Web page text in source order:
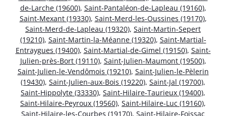
de-Larche (19600), Saint-Pantaléon-de-Lapleau (19160),
Saint-Mexant (19330), Saint-Merd-les-Oussines (19170),
Saint-Merd-de-Lapleau (19320), Saint-Martin-Sepert
(19210), Saint-Martin-la-Méanne (19320), Saint-Martial-
Entraygues (19400), Saint-Martial-de-Gimel (19150), Saint-
Julien-près-Bort (19110), Saint-Julien-Maumont (19500),
Saint-Julien-le-Vendômois (19210), Saint-Julien-le-Pèlerin
(19430), Saint-Julien-aux-Bois (19220), Saint-Jal (19700),
Saint-Hippolyte (33330), Saint-Hilaire-Taurieux (19400),
Saint-Hilaire-Peyroux (19560), Saint-Hilaire-Luc (19160),
Saint-Hilaire-les-Courbes (19170), Saint-Hilaire-Foissac